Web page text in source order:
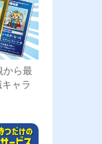
から最
ャラ